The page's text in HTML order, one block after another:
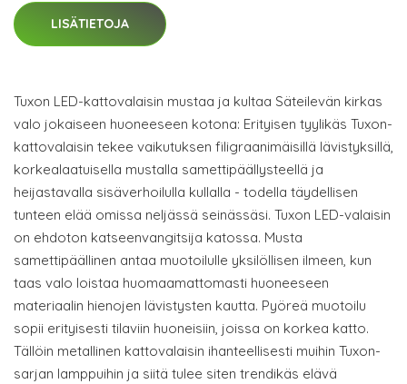
LISÄTIETOJA
Tuxon LED-kattovalaisin mustaa ja kultaa Säteilevän kirkas
valo jokaiseen huoneeseen kotona: Erityisen tyylikäs Tuxon-
kattovalaisin tekee vaikutuksen filigraanimäisillä lävistyksillä,
korkealaatuisella mustalla samettipäällysteellä ja
heijastavalla sisäverhoilulla kullalla - todella täydellisen
tunteen elää omissa neljässä seinässäsi. Tuxon LED-valaisin
on ehdoton katseenvangitsija katossa. Musta
samettipäällinen antaa muotoilulle yksilöllisen ilmeen, kun
taas valo loistaa huomaamattomasti huoneeseen
materiaalin hienojen lävistysten kautta. Pyöreä muotoilu
sopii erityisesti tilaviin huoneisiin, joissa on korkea katto.
Tällöin metallinen kattovalaisin ihanteellisesti muihin Tuxon-
sarjan lamppuihin ja siitä tulee siten trendikäs elävä